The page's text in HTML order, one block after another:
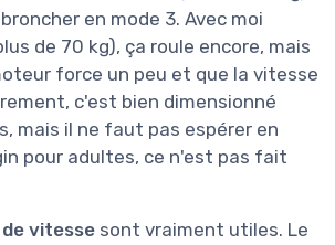
en mode 3. Avec moi
de 70 kg), ça roule encore, mais
force un peu et que la vitesse
c'est bien dimensionné
mais il ne faut pas espérer en
pour adultes, ce n'est pas fait
vitesse sont vraiment utiles. Le